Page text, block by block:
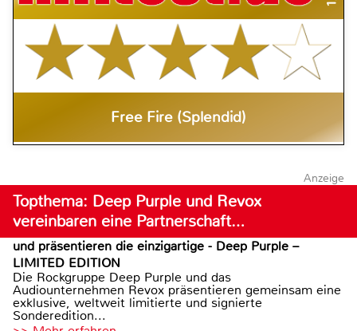
Free Fire (Splendid)
Anzeige
Topthema: Deep Purple und Revox
vereinbaren eine Partnerschaft…
und präsentieren die einzigartige - Deep Purple –
LIMITED EDITION
Die Rockgruppe Deep Purple und das
Audiounternehmen Revox präsentieren gemeinsam eine
exklusive, weltweit limitierte und signierte
Sonderedition...